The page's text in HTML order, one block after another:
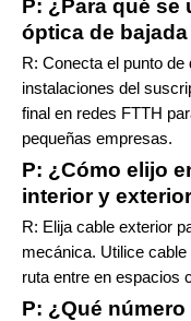
P: ¿Para qué
óptica de bajada
R: Conecta el punto
instalaciones del
final en redes FTTH
pequeñas empresas.
P: ¿Cómo elijo
interior y
R: Elija cable exterior
mecánica. Utilice
ruta entre en espacios
P: ¿Qué